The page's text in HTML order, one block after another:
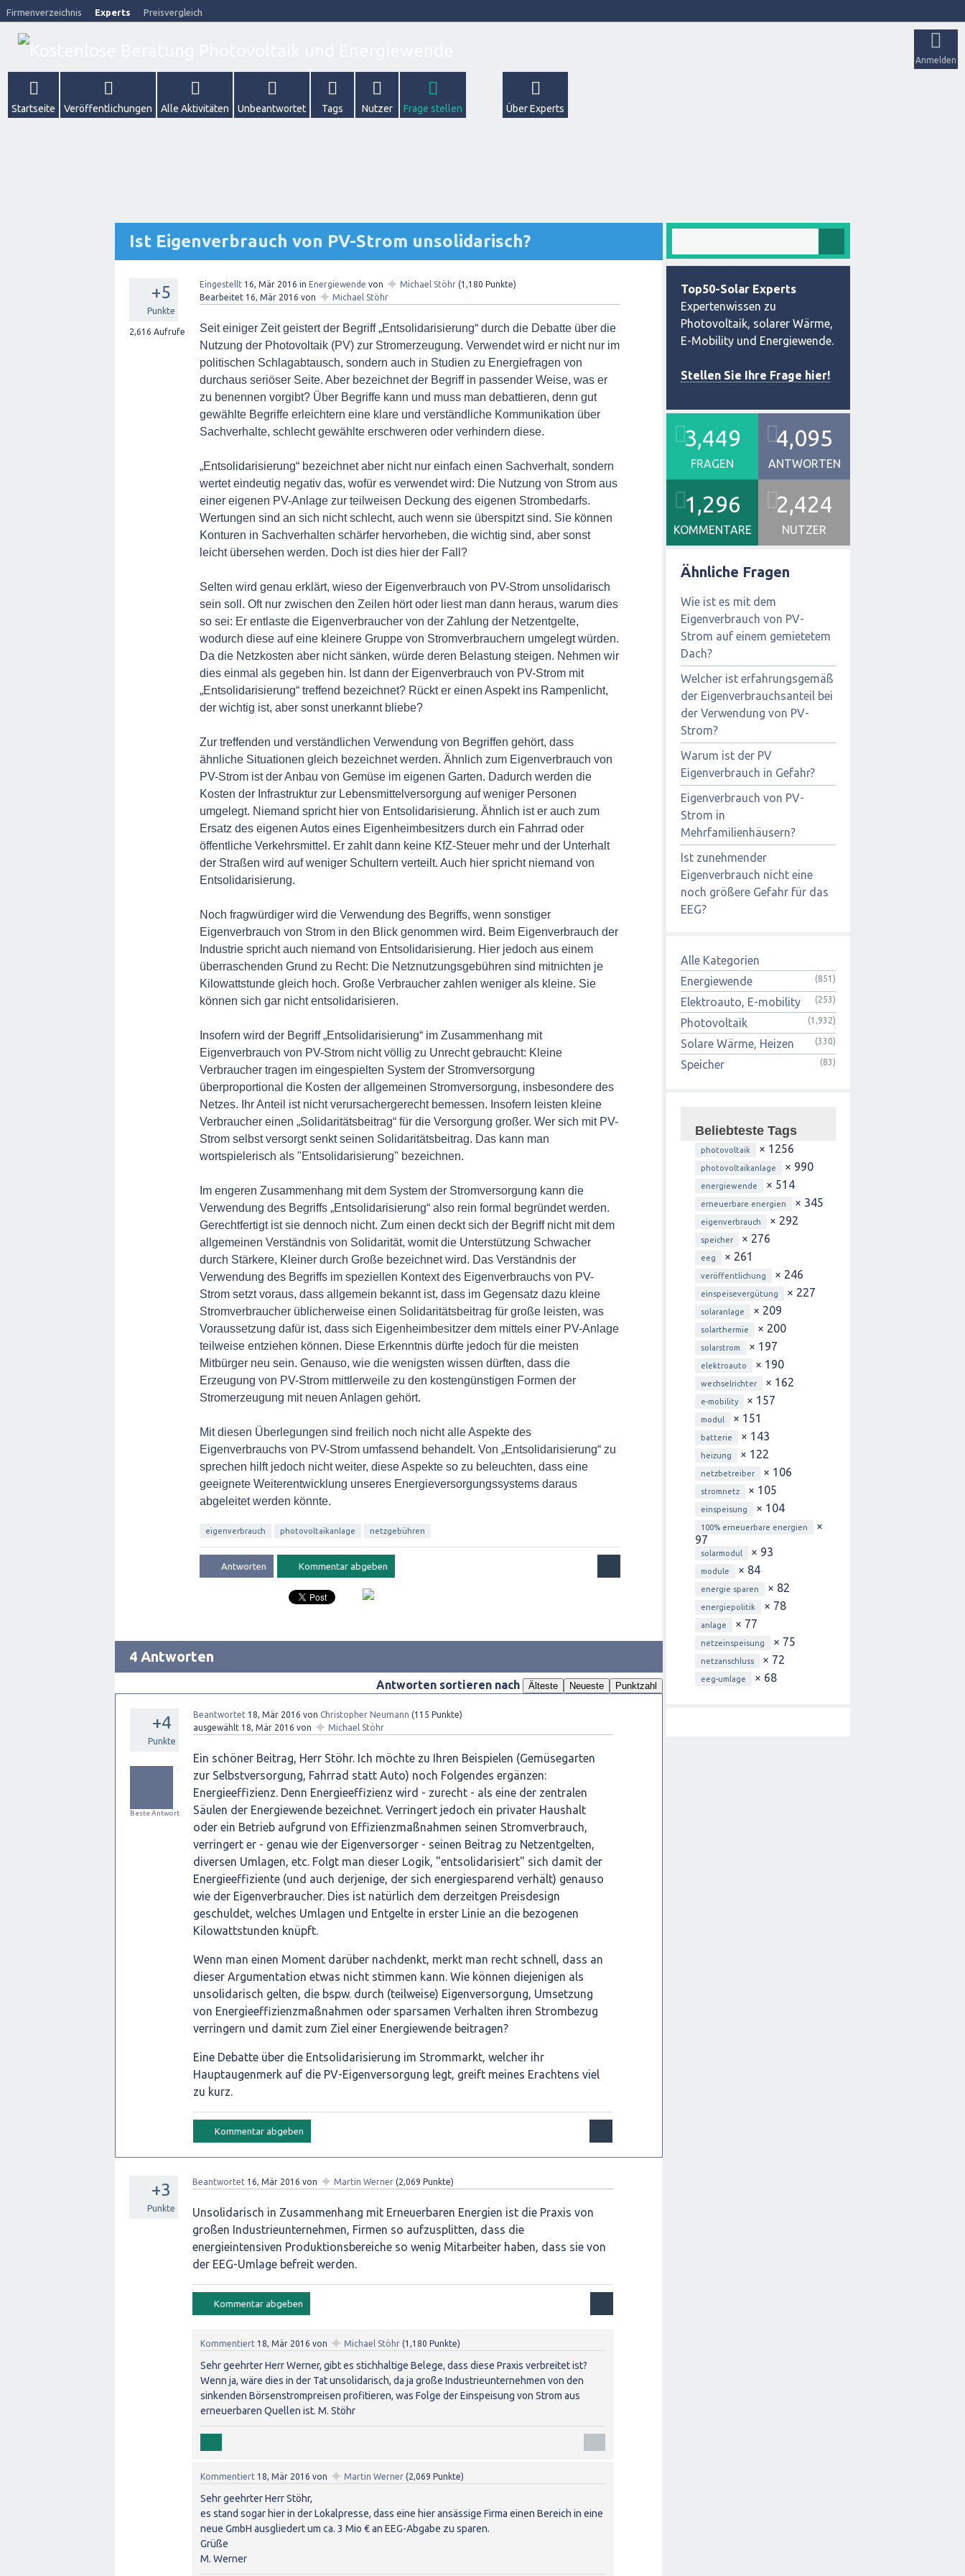
Firmenverzeichnis Experts Preisvergleich
Anmelden
Startseite Veröffentlichungen Alle Aktivitäten Unbeantwortet Tags Nutzer Frage stellen Über Experts
Ist Eigenverbrauch von PV-Strom unsolidarisch?
+5
Punkte
2,616 Aufrufe
Eingestellt 16, Mär 2016 in Energiewende von ✦ Michael Stöhr (1,180 Punkte)
Bearbeitet 16, Mär 2016 von ✦ Michael Stöhr
Seit einiger Zeit geistert der Begriff „Entsolidarisierung“ durch die Debatte über die
Nutzung der Photovoltaik (PV) zur Stromerzeugung. Verwendet wird er nicht nur im
politischen Schlagabtausch, sondern auch in Studien zu Energiefragen von
durchaus seriöser Seite. Aber bezeichnet der Begriff in passender Weise, was er
zu benennen vorgibt? Über Begriffe kann und muss man debattieren, denn gut
gewählte Begriffe erleichtern eine klare und verständliche Kommunikation über
Sachverhalte, schlecht gewählte erschweren oder verhindern diese.
„Entsolidarisierung“ bezeichnet aber nicht nur einfach einen Sachverhalt, sondern
wertet eindeutig negativ das, wofür es verwendet wird: Die Nutzung von Strom aus
einer eigenen PV-Anlage zur teilweisen Deckung des eigenen Strombedarfs.
Wertungen sind an sich nicht schlecht, auch wenn sie überspitzt sind. Sie können
Konturen in Sachverhalten schärfer hervorheben, die wichtig sind, aber sonst
leicht übersehen werden. Doch ist dies hier der Fall?
Selten wird genau erklärt, wieso der Eigenverbrauch von PV-Strom unsolidarisch
sein soll. Oft nur zwischen den Zeilen hört oder liest man dann heraus, warum dies
so sei: Er entlaste die Eigenverbraucher von der Zahlung der Netzentgelte,
wodurch diese auf eine kleinere Gruppe von Stromverbrauchern umgelegt würden.
Da die Netzkosten aber nicht sänken, würde deren Belastung steigen. Nehmen wir
dies einmal als gegeben hin. Ist dann der Eigenverbrauch von PV-Strom mit
„Entsolidarisierung“ treffend bezeichnet? Rückt er einen Aspekt ins Rampenlicht,
der wichtig ist, aber sonst unerkannt bliebe?
Zur treffenden und verständlichen Verwendung von Begriffen gehört, dass
ähnliche Situationen gleich bezeichnet werden. Ähnlich zum Eigenverbrauch von
PV-Strom ist der Anbau von Gemüse im eigenen Garten. Dadurch werden die
Kosten der Infrastruktur zur Lebensmittelversorgung auf weniger Personen
umgelegt. Niemand spricht hier von Entsolidarisierung. Ähnlich ist er auch zum
Ersatz des eigenen Autos eines Eigenheimbesitzers durch ein Fahrrad oder
öffentliche Verkehrsmittel. Er zahlt dann keine KfZ-Steuer mehr und der Unterhalt
der Straßen wird auf weniger Schultern verteilt. Auch hier spricht niemand von
Entsolidarisierung.
Noch fragwürdiger wird die Verwendung des Begriffs, wenn sonstiger
Eigenverbrauch von Strom in den Blick genommen wird. Beim Eigenverbrauch der
Industrie spricht auch niemand von Entsolidarisierung. Hier jedoch aus einem
überraschenden Grund zu Recht: Die Netznutzungsgebühren sind mitnichten je
Kilowattstunde gleich hoch. Große Verbraucher zahlen weniger als kleine. Sie
können sich gar nicht entsolidarisieren.
Insofern wird der Begriff „Entsolidarisierung“ im Zusammenhang mit
Eigenverbrauch von PV-Strom nicht völlig zu Unrecht gebraucht: Kleine
Verbraucher tragen im eingespielten System der Stromversorgung
überproportional die Kosten der allgemeinen Stromversorgung, insbesondere des
Netzes. Ihr Anteil ist nicht verursachergerecht bemessen. Insofern leisten kleine
Verbraucher einen „Solidaritätsbeitrag“ für die Versorgung großer. Wer sich mit PV-
Strom selbst versorgt senkt seinen Solidaritätsbeitrag. Das kann man
wortspielerisch als "Entsolidarisierung" bezeichnen.
Im engeren Zusammenhang mit dem System der Stromversorgung kann die
Verwendung des Begriffs „Entsolidarisierung“ also rein formal begründet werden.
Gerechtfertigt ist sie dennoch nicht. Zum einen deckt sich der Begriff nicht mit dem
allgemeinen Verständnis von Solidarität, womit die Unterstützung Schwacher
durch Stärkere, Kleiner durch Große bezeichnet wird. Das Verständnis der
Verwendung des Begriffs im speziellen Kontext des Eigenverbrauchs von PV-
Strom setzt voraus, dass allgemein bekannt ist, dass im Gegensatz dazu kleine
Stromverbraucher üblicherweise einen Solidaritätsbeitrag für große leisten, was
Voraussetzung dafür ist, dass sich Eigenheimbesitzer dem mittels einer PV-Anlage
teilweise entziehen können. Diese Erkenntnis dürfte jedoch für die meisten
Mitbürger neu sein. Genauso, wie die wenigsten wissen dürften, dass die
Erzeugung von PV-Strom mittlerweile zu den kostengünstigen Formen der
Stromerzeugung mit neuen Anlagen gehört.
Mit diesen Überlegungen sind freilich noch nicht alle Aspekte des
Eigenverbrauchs von PV-Strom umfassend behandelt. Von „Entsolidarisierung“ zu
sprechen hilft jedoch nicht weiter, diese Aspekte so zu beleuchten, dass eine
geeignete Weiterentwicklung unseres Energieversorgungssystems daraus
abgeleitet werden könnte.
eigenverbrauch photovoltaikanlage netzgebühren
4 Antworten
Antworten sortieren nach Älteste Neueste Punktzahl
+4
Punkte
Beantwortet 18, Mär 2016 von Christopher Neumann (115 Punkte)
ausgewählt 18, Mär 2016 von ✦ Michael Stöhr
Beste Antwort
Ein schöner Beitrag, Herr Stöhr. Ich möchte zu Ihren Beispielen (Gemüsegarten
zur Selbstversorgung, Fahrrad statt Auto) noch Folgendes ergänzen:
Energieeffizienz. Denn Energieeffizienz wird - zurecht - als eine der zentralen
Säulen der Energiewende bezeichnet. Verringert jedoch ein privater Haushalt
oder ein Betrieb aufgrund von Effizienzmaßnahmen seinen Stromverbrauch,
verringert er - genau wie der Eigenversorger - seinen Beitrag zu Netzentgelten,
diversen Umlagen, etc. Folgt man dieser Logik, "entsolidarisiert" sich damit der
Energieeffiziente (und auch derjenige, der sich energiesparend verhält) genauso
wie der Eigenverbraucher. Dies ist natürlich dem derzeitgen Preisdesign
geschuldet, welches Umlagen und Entgelte in erster Linie an die bezogenen
Kilowattstunden knüpft.
Wenn man einen Moment darüber nachdenkt, merkt man recht schnell, dass an
dieser Argumentation etwas nicht stimmen kann. Wie können diejenigen als
unsolidarisch gelten, die bspw. durch (teilweise) Eigenversorgung, Umsetzung
von Energieeffizienzmaßnahmen oder sparsamen Verhalten ihren Strombezug
verringern und damit zum Ziel einer Energiewende beitragen?
Eine Debatte über die Entsolidarisierung im Strommarkt, welcher ihr
Hauptaugenmerk auf die PV-Eigenversorgung legt, greift meines Erachtens viel
zu kurz.
+3
Punkte
Beantwortet 16, Mär 2016 von ✦ Martin Werner (2,069 Punkte)
Unsolidarisch in Zusammenhang mit Erneuerbaren Energien ist die Praxis von
großen Industrieunternehmen, Firmen so aufzusplitten, dass die
energieintensiven Produktionsbereiche so wenig Mitarbeiter haben, dass sie von
der EEG-Umlage befreit werden.
Kommentiert 18, Mär 2016 von ✦ Michael Stöhr (1,180 Punkte)
Sehr geehrter Herr Werner, gibt es stichhaltige Belege, dass diese Praxis verbreitet ist?
Wenn ja, wäre dies in der Tat unsolidarisch, da ja große Industrieunternehmen von den
sinkenden Börsenstrompreisen profitieren, was Folge der Einspeisung von Strom aus
erneuerbaren Quellen ist. M. Stöhr
Kommentiert 18, Mär 2016 von ✦ Martin Werner (2,069 Punkte)
Sehr geehrter Herr Stöhr,
es stand sogar hier in der Lokalpresse, dass eine hier ansässige Firma einen Bereich in eine
neue GmbH ausgliedert um ca. 3 Mio € an EEG-Abgabe zu sparen.
Grüße
M. Werner
Top50-Solar Experts
Expertenwissen zu
Photovoltaik, solarer Wärme,
E-Mobility und Energiewende.
Stellen Sie Ihre Frage hier!
3,449
FRAGEN
4,095
ANTWORTEN
1,296
KOMMENTARE
2,424
NUTZER
Ähnliche Fragen
Wie ist es mit dem
Eigenverbrauch von PV-
Strom auf einem gemietetem
Dach?
Welcher ist erfahrungsgemäß
der Eigenverbrauchsanteil bei
der Verwendung von PV-
Strom?
Warum ist der PV
Eigenverbrauch in Gefahr?
Eigenverbrauch von PV-
Strom in
Mehrfamilienhäusern?
Ist zunehmender
Eigenverbrauch nicht eine
noch größere Gefahr für das
EEG?
Alle Kategorien
Energiewende
(851)
Elektroauto, E-mobility (253)
Photovoltaik (1,932)
Solare Wärme, Heizen (330)
Speicher (83)
Beliebteste Tags
photovoltaik × 1256
photovoltaikanlage × 990
energiewende × 514
erneuerbare energien × 345
eigenverbrauch × 292
speicher × 276
eeg × 261
veröffentlichung × 246
einspeisevergütung × 227
solaranlage × 209
solarthermie × 200
solarstrom × 197
elektroauto × 190
wechselrichter × 162
e-mobility × 157
modul × 151
batterie × 143
heizung × 122
netzbetreiber × 106
stromnetz × 105
einspeisung × 104
100% erneuerbare energien
×
97
solarmodul × 93
module × 84
energie sparen × 82
energiepolitik × 78
anlage × 77
netzeinspeisung × 75
netzanschluss × 72
eeg-umlage × 68